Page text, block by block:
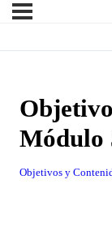
Módulo
Objetivos y